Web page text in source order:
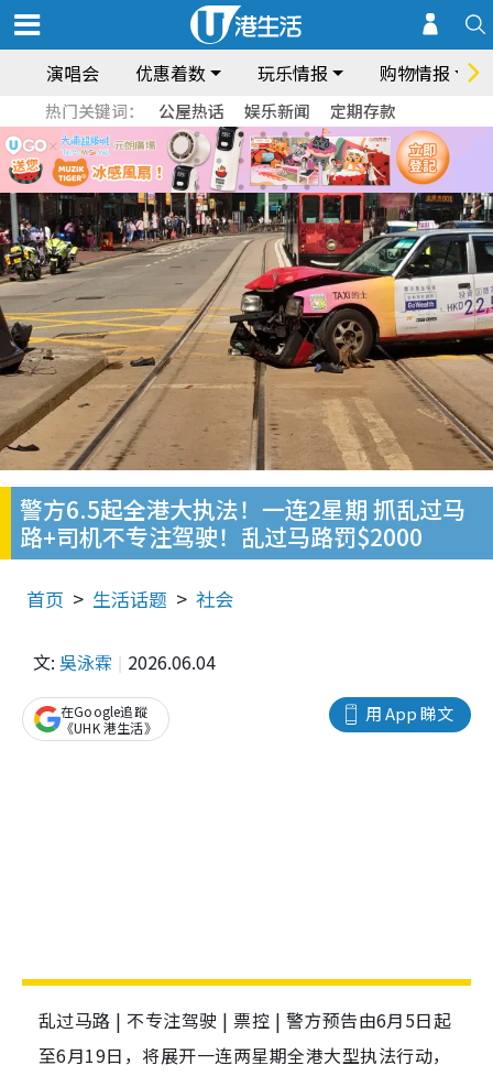
演唱会 优惠着数 玩乐情报 购物情报
热门关键词： 公屋热话 娱乐新闻 定期存款
警方6.5起全港大执法！一连2星期 抓乱过马
路+司机不专注驾驶！乱过马路罚$2000
首页 生活话题 社会
文: 吳泳霖 2026.06.04
用 App 睇文
在Google追蹤
《UHK 港生活》
乱过马路 | 不专注驾驶 | 票控 | 警方预告由6月5日起
至6月19日，将展开一连两星期全港大型执法行动，